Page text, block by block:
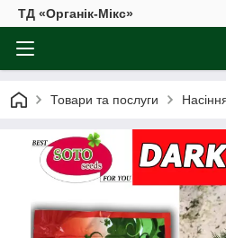
ТД «Органік-Мікс»
Товари та послуги